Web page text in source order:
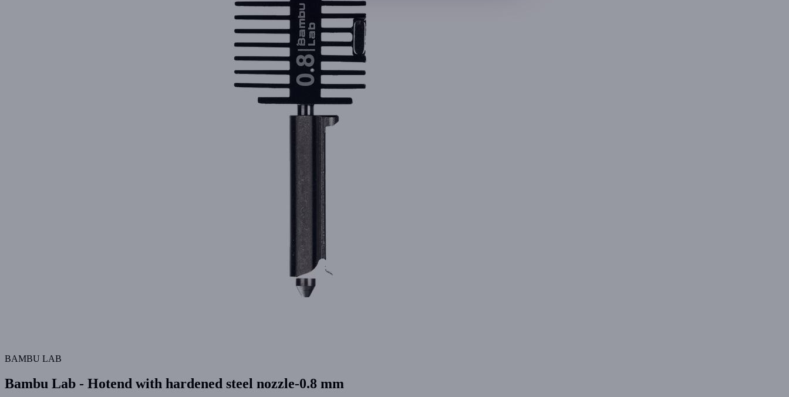
BAMBU LAB
Bambu Lab - Hotend with hardened steel nozzle-0.8 mm